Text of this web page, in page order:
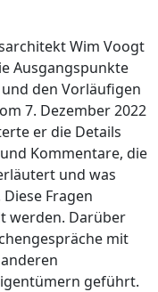
Wim Voogt
Ausgangspunkte
den Vorläufigen
7. Dezember 2022
er die Details
Kommentare, die
und was
Fragen
werden. Darüber
mit
geführt.